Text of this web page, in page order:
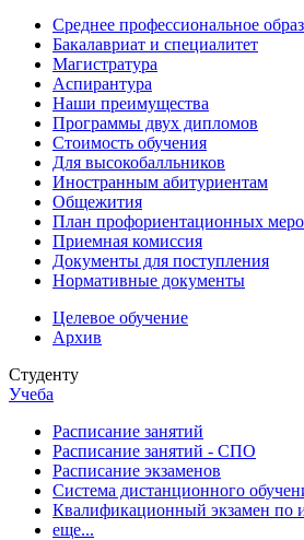
Cреднее профессиональное
Бакалавриат и специалитет
Магистратура
Аспирантура
Наши преимущества
Программы двух дипломов
Стоимость обучения
Для высокобалльников
Иностранным абитуриентам
Общежития
План профориентационных
Приемная комиссия
Документы для поступления
Нормативные документы
Целевое обучение
Архив
Студенту
Учеба
Расписание занятий
Расписание занятий - СПО
Расписание экзаменов
Система дистанционного
Квалификационный экзамен по
еще...